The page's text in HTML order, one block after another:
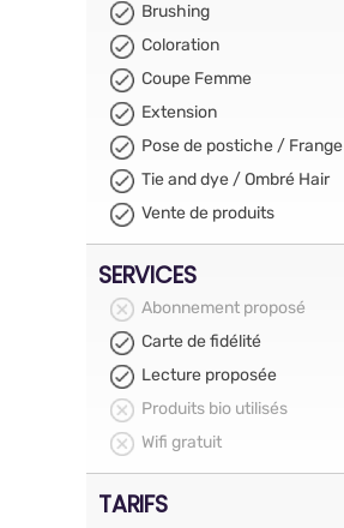
Brushing
Coloration
Coupe Femme
Extension
Pose de postiche / Frange
Tie and dye / Ombré Hair
Vente de produits
SERVICES
Abonnement proposé
Carte de fidélité
Lecture proposée
Produits bio utilisés
Wifi gratuit
TARIFS